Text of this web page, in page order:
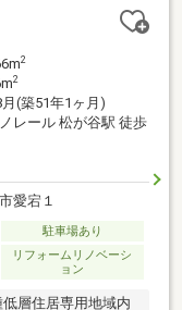
分)□ココリア多摩
：500m(徒歩約8分)
2
2
(築51年1ヶ月)
レール 松が谷駅 徒歩
愛宕１
駐車場あり
リフォームリノベーシ
ョン
層住居専用地域内